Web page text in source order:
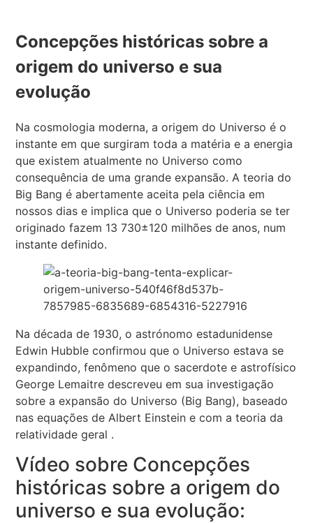
Concepções históricas sobre a
origem do universo e sua
evolução
Na cosmologia moderna, a origem do Universo é o
instante em que surgiram toda a matéria e a energia
que existem atualmente no Universo como
consequência de uma grande expansão. A teoria do
Big Bang é abertamente aceita pela ciência em
nossos dias e implica que o Universo poderia se ter
originado fazem 13 730±120 milhões de anos, num
instante definido.
Na década de 1930, o astrónomo estadunidense
Edwin Hubble confirmou que o Universo estava se
expandindo, fenômeno que o sacerdote e astrofísico
George Lemaitre descreveu em sua investigação
sobre a expansão do Universo (Big Bang), baseado
nas equações de Albert Einstein e com a teoria da
relatividade geral .
Vídeo sobre Concepções
históricas sobre a origem do
universo e sua evolução: